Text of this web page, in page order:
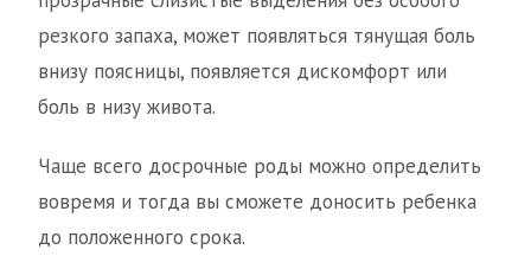
резкого запаха, может появляться тянущая боль
внизу поясницы, появляется дискомфорт или
боль в низу живота.
Чаще всего досрочные роды можно определить
вовремя и тогда вы сможете доносить ребенка
до положенного срока.